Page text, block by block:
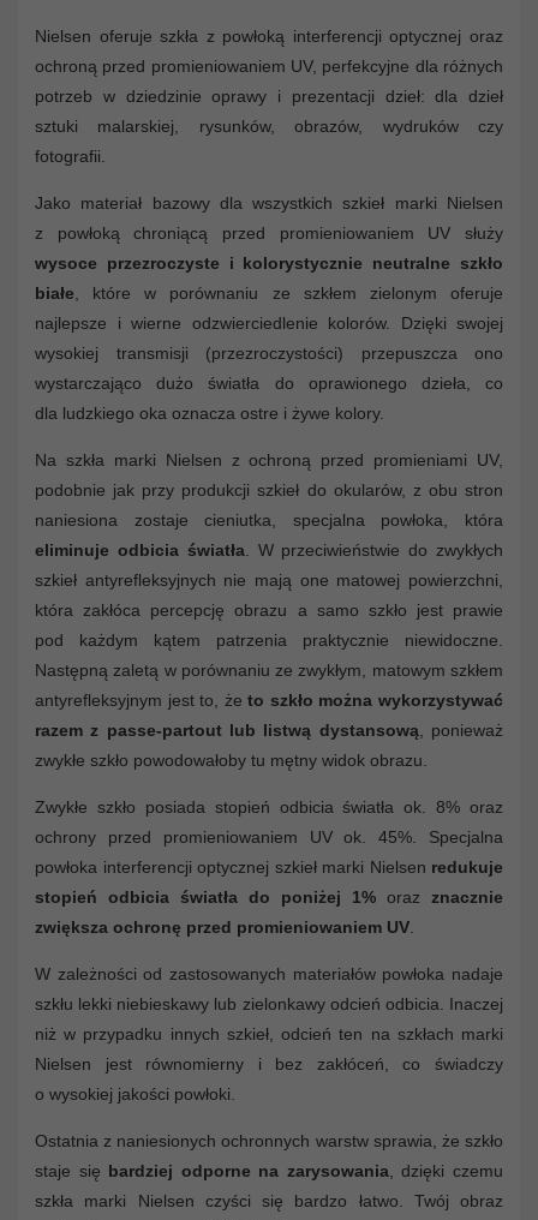
Nielsen oferuje szkła z powłoką interferencji optycznej oraz
ochroną przed promieniowaniem UV, perfekcyjne dla różnych
potrzeb w dziedzinie oprawy i prezentacji dzieł: dla dzieł
sztuki malarskiej, rysunków, obrazów, wydruków czy
fotografii.
Jako materiał bazowy dla wszystkich szkieł marki Nielsen
z powłoką chroniącą przed promieniowaniem UV służy
wysoce przezroczyste i kolorystycznie neutralne szkło
białe, które w porównaniu ze szkłem zielonym oferuje
najlepsze i wierne odzwierciedlenie kolorów. Dzięki swojej
wysokiej transmisji (przezroczystości) przepuszcza ono
wystarczająco dużo światła do oprawionego dzieła, co
dla ludzkiego oka oznacza ostre i żywe kolory.
Na szkła marki Nielsen z ochroną przed promieniami UV,
podobnie jak przy produkcji szkieł do okularów, z obu stron
naniesiona zostaje cieniutka, specjalna powłoka, która
eliminuje odbicia światła. W przeciwieństwie do zwykłych
szkieł antyrefleksyjnych nie mają one matowej powierzchni,
która zakłóca percepcję obrazu a samo szkło jest prawie
pod każdym kątem patrzenia praktycznie niewidoczne.
Następną zaletą w porównaniu ze zwykłym, matowym szkłem
antyrefleksyjnym jest to, żeto szkło można wykorzystywać
razem z passe-partout lub listwą dystansową, ponieważ
zwykłe szkło powodowałoby tu mętny widok obrazu.
Zwykłe szkło posiada stopień odbicia światła ok. 8% oraz
ochrony przed promieniowaniem UV ok. 45%. Specjalna
powłoka interferencji optycznej szkieł marki Nielsen redukuje
stopień odbicia światła do poniżej 1% oraz znacznie
zwiększa ochronę przed promieniowaniem UV.
W zależności od zastosowanych materiałów powłoka nadaje
szkłu lekki niebieskawy lub zielonkawy odcień odbicia. Inaczej
niż w przypadku innych szkieł, odcień ten na szkłach marki
Nielsen jest równomierny i bez zakłóceń, co świadczy
o wysokiej jakości powłoki.
Ostatnia z naniesionych ochronnych warstw sprawia, że szkło
staje się bardziej odporne na zarysowania, dzięki czemu
szkła marki Nielsen czyści się bardzo łatwo. Twój obraz